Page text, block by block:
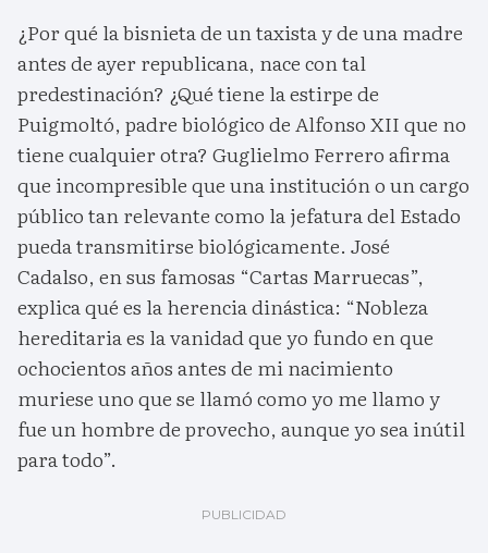
¿Por qué la bisnieta de un taxista y de una madre
antes de ayer republicana, nace con tal
predestinación? ¿Qué tiene la estirpe de
Puigmoltó, padre biológico de Alfonso XII que no
tiene cualquier otra? Guglielmo Ferrero afirma
que incompresible que una institución o un cargo
público tan relevante como la jefatura del Estado
pueda transmitirse biológicamente. José
Cadalso, en sus famosas “Cartas Marruecas”,
explica qué es la herencia dinástica: “Nobleza
hereditaria es la vanidad que yo fundo en que
ochocientos años antes de mi nacimiento
muriese uno que se llamó como yo me llamo y
fue un hombre de provecho, aunque yo sea inútil
para todo”.